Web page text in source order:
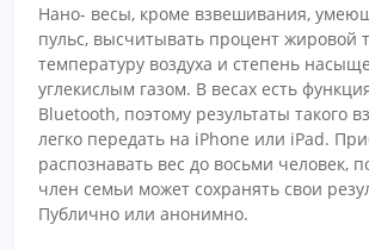
Нано- весы, кроме взвешивания,
пульс, высчитывать процент жировой
температуру воздуха и степень
углекислым газом. В весах есть
Bluetooth, поэтому результаты такого
легко передать на iPhone или iPad.
распознавать вес до восьми человек,
член семьи может сохранять свои
Публично или анонимно.